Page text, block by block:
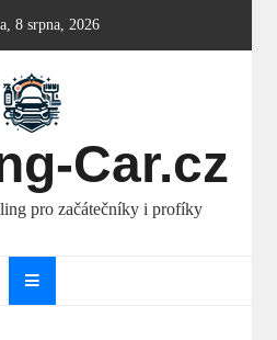
8 srpna, 2026
Car.cz
pro začátečníky i profíky